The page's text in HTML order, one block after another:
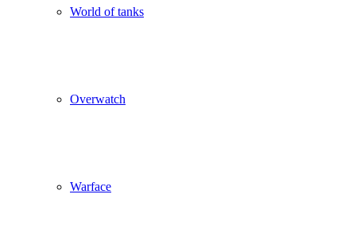
World of tanks
Overwatch
Warface